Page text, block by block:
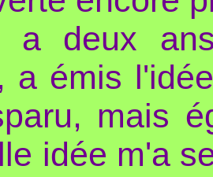
deux
a émis
mais
idée m'a